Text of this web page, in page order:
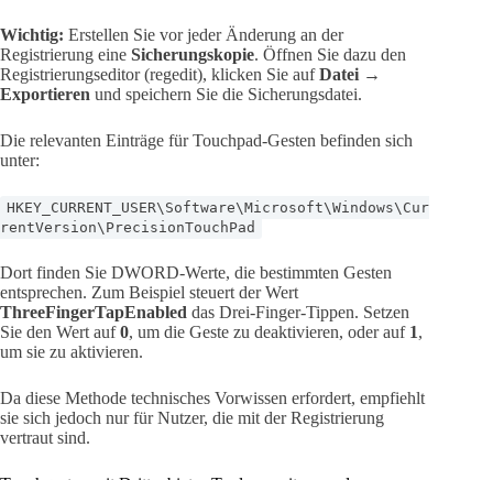
Wichtig: Erstellen Sie vor jeder Änderung an der
Registrierung eine Sicherungskopie. Öffnen Sie dazu den
Registrierungseditor (regedit), klicken Sie aufDatei →
Exportieren und speichern Sie die Sicherungsdatei.
Die relevanten Einträge für Touchpad-Gesten befinden sich
unter:
HKEY_CURRENT_USER\Software\Microsoft\Windows\Cur
rentVersion\PrecisionTouchPad
Dort finden Sie DWORD-Werte, die bestimmten Gesten
entsprechen. Zum Beispiel steuert der Wert
ThreeFingerTapEnabled das Drei-Finger-Tippen. Setzen
Sie den Wert auf0, um die Geste zu deaktivieren, oder auf 1,
um sie zu aktivieren.
Da diese Methode technisches Vorwissen erfordert, empfiehlt
sie sich jedoch nur für Nutzer, die mit der Registrierung
vertraut sind.